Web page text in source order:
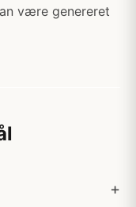
være genereret